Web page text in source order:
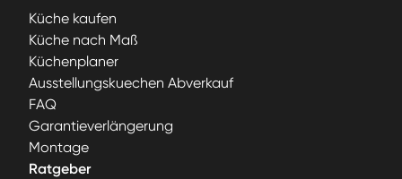
Küche kaufen
Küche nach Maß
Küchenplaner
Ausstellungskuechen Abverkauf
FAQ
Garantieverlängerung
Montage
Ratgeber